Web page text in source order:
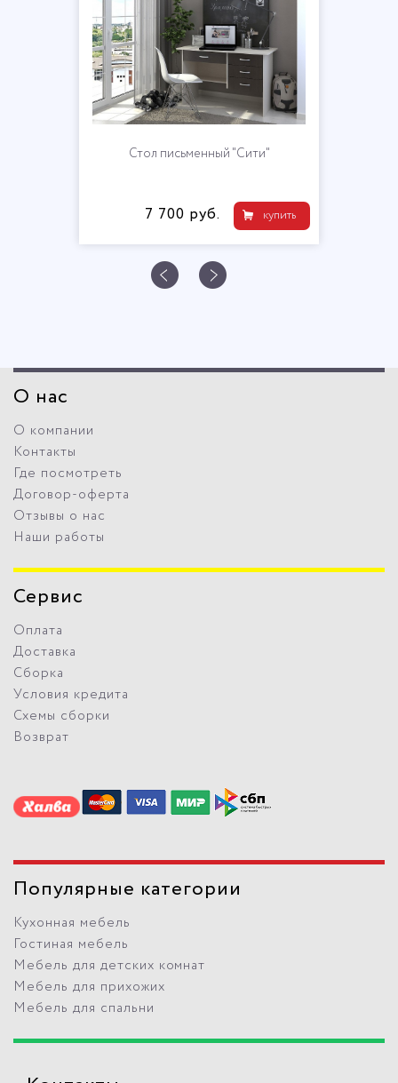
Стол письменный "Сити"
купить
7 700 руб.
О нас
О компании
Контакты
Где посмотреть
Договор-оферта
Отзывы о нас
Наши работы
Сервис
Оплата
Доставка
Сборка
Условия кредита
Схемы сборки
Возврат
Популярные категории
Кухонная мебель
Гостиная мебель
Мебель для детских комнат
Мебель для прихожих
Мебель для спальни